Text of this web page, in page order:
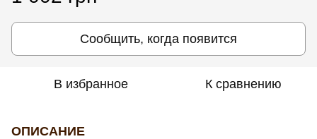
Сообщить, когда появится
В избранное К сравнению
ОПИСАНИЕ